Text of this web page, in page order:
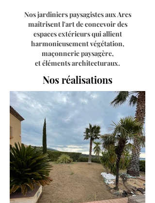
Nos jardiniers paysagistes aux Arcs
maîtrisent l'art de concevoir des
espaces extérieurs qui allient
harmonieusement végétation,
maçonnerie paysagère,
et éléments architecturaux.
Nos réalisations